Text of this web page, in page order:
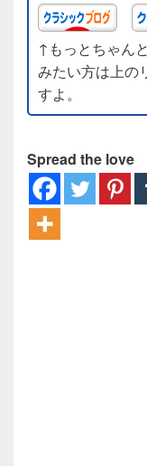
↑もっとちゃん
みたい方は上の
すよ。
Spread the love